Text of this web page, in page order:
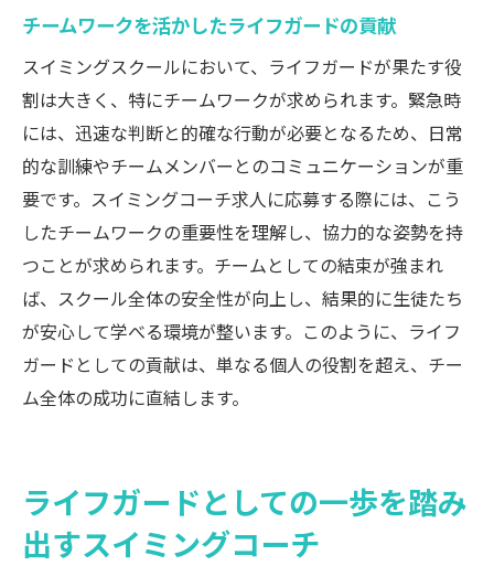
チームワークを活かしたライフガードの貢献
スイミングスクールにおいて、ライフガードが果たす役
割は大きく、特にチームワークが求められます。緊急時
には、迅速な判断と的確な行動が必要となるため、日常
的な訓練やチームメンバーとのコミュニケーションが重
要です。スイミングコーチ求人に応募する際には、こう
したチームワークの重要性を理解し、協力的な姿勢を持
つことが求められます。チームとしての結束が強まれ
ば、スクール全体の安全性が向上し、結果的に生徒たち
が安心して学べる環境が整います。このように、ライフ
ガードとしての貢献は、単なる個人の役割を超え、チー
ム全体の成功に直結します。
ライフガードとしての一歩を踏み
出すスイミングコーチ